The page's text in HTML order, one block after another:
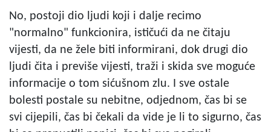
No, postoji dio ljudi koji i dalje recimo
"normalno" funkcionira, ističući da ne čitaju
vijesti, da ne žele biti informirani, dok drugi dio
ljudi čita i previše vijesti, traži i skida sve moguće
informacije o tom sićušnom zlu. I sve ostale
bolesti postale su nebitne, odjednom, čas bi se
svi cijepili, čas bi čekali da vide je li to sigurno, čas